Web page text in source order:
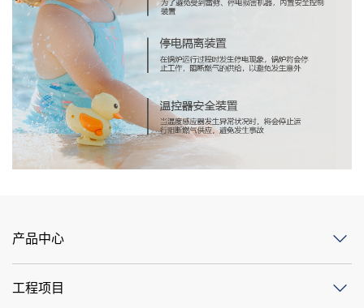
产品中心
工程项目